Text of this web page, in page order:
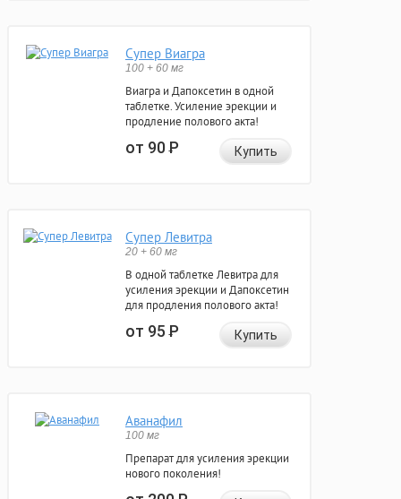
Супер Виагра
100 + 60 мг
Виагра и Дапоксетин в одной
таблетке. Усиление эрекции и
продление полового акта!
от 90Р Купить
Супер Левитра
20 + 60 мг
В одной таблетке Левитра для
усиления эрекции и Дапоксетин
для продления полового акта!
от 95Р Купить
Аванафил
100 мг
Препарат для усиления эрекции
нового поколения!